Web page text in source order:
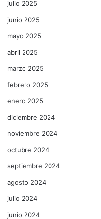
julio 2025
junio 2025
mayo 2025
abril 2025
marzo 2025
febrero 2025
enero 2025
diciembre 2024
noviembre 2024
octubre 2024
septiembre 2024
agosto 2024
julio 2024
junio 2024